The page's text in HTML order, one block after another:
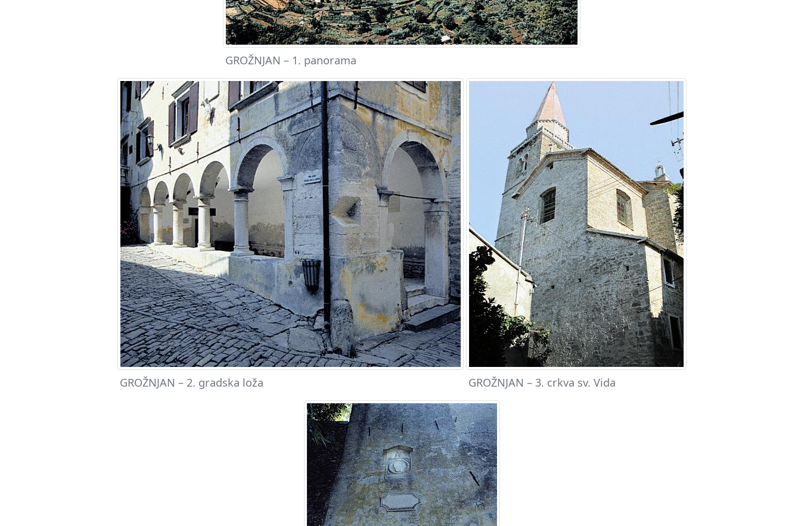
GROŽNJAN – 1. panorama
GROŽNJAN – 2. gradska loža GROŽNJAN – 3. crkva sv. Vida